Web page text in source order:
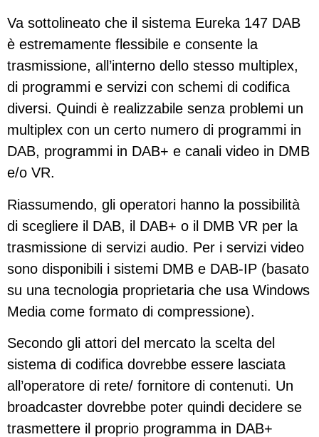
Va sottolineato che il sistema Eureka 147 DAB
è estremamente flessibile e consente la
trasmissione, all’interno dello stesso multiplex,
di programmi e servizi con schemi di codifica
diversi. Quindi è realizzabile senza problemi un
multiplex con un certo numero di programmi in
DAB, programmi in DAB+ e canali video in DMB
e/o VR.
Riassumendo, gli operatori hanno la possibilità
di scegliere il DAB, il DAB+ o il DMB VR per la
trasmissione di servizi audio. Per i servizi video
sono disponibili i sistemi DMB e DAB-IP (basato
su una tecnologia proprietaria che usa Windows
Media come formato di compressione).
Secondo gli attori del mercato la scelta del
sistema di codifica dovrebbe essere lasciata
all’operatore di rete/ fornitore di contenuti. Un
broadcaster dovrebbe poter quindi decidere se
trasmettere il proprio programma in DAB+